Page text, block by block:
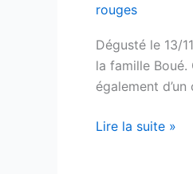
rouges
Dégusté le 13/
la famille
également
Médoc
Lire la suite »